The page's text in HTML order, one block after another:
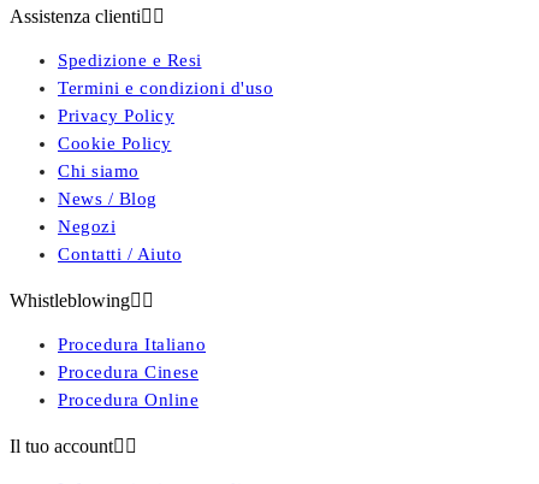
Assistenza clienti 
Spedizione e Resi
Termini e condizioni d'uso
Privacy Policy
Cookie Policy
Chi siamo
News / Blog
Negozi
Contatti / Aiuto
Whistleblowing 
Procedura Italiano
Procedura Cinese
Procedura Online
Il tuo account 